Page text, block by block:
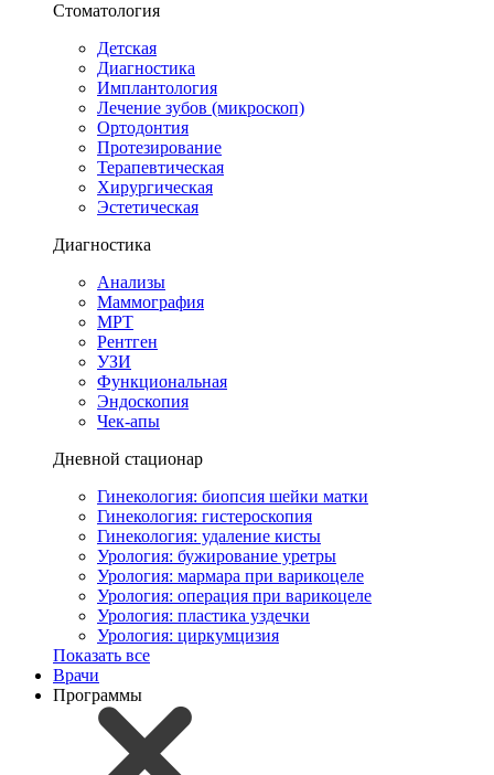
Стоматология
Детская
Диагностика
Имплантология
Лечение зубов (микроскоп)
Ортодонтия
Протезирование
Терапевтическая
Хирургическая
Эстетическая
Диагностика
Анализы
Маммография
МРТ
Рентген
УЗИ
Функциональная
Эндоскопия
Чек-апы
Дневной стационар
Гинекология: биопсия шейки матки
Гинекология: гистероскопия
Гинекология: удаление кисты
Урология: бужирование уретры
Урология: мармара при варикоцеле
Урология: операция при варикоцеле
Урология: пластика уздечки
Урология: циркумцизия
Показать все
Врачи
Программы